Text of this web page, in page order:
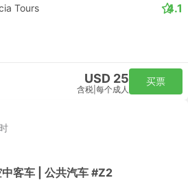
Tours 4.1
USD 25
含税 每个成人
买票
客车 | 公共汽车 #Z2